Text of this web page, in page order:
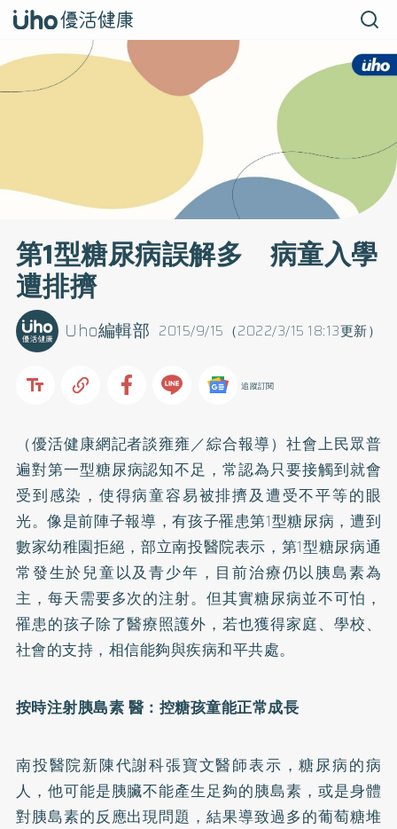
第1型糖尿病誤解多 病童入學
遭排擠
2015/9/15（2022/3/15 18:13更新）
Uho編輯部
追蹤訂閱
（優活健康網記者談雍雍／綜合報導）社會上民眾普
遍對第一型糖尿病認知不足，常認為只要接觸到就會
受到感染，使得病童容易被排擠及遭受不平等的眼
光。像是前陣子報導，有孩子罹患第1型糖尿病，遭到
數家幼稚園拒絕，部立南投醫院表示，第1型糖尿病通
常發生於兒童以及青少年，目前治療仍以胰島素為
主，每天需要多次的注射。但其實糖尿病並不可怕，
罹患的孩子除了醫療照護外，若也獲得家庭、學校、
社會的支持，相信能夠與疾病和平共處。
按時注射胰島素 醫：控糖孩童能正常成長
南投醫院新陳代謝科張寶文醫師表示，糖尿病的病
人，他可能是胰臟不能產生足夠的胰島素，或是身體
對胰島素的反應出現問題，結果導致過多的葡萄糖堆